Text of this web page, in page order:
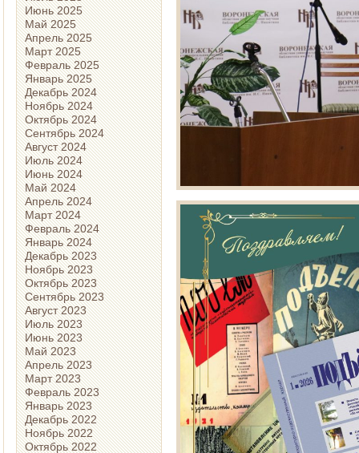
Июнь 2025
Май 2025
Апрель 2025
Март 2025
Февраль 2025
Январь 2025
Декабрь 2024
Ноябрь 2024
Октябрь 2024
Сентябрь 2024
Август 2024
Июль 2024
Июнь 2024
Май 2024
Апрель 2024
Март 2024
Февраль 2024
Январь 2024
Декабрь 2023
Ноябрь 2023
Октябрь 2023
Сентябрь 2023
Август 2023
Июль 2023
Июнь 2023
Май 2023
Апрель 2023
Март 2023
Февраль 2023
Январь 2023
Декабрь 2022
Ноябрь 2022
Октябрь 2022